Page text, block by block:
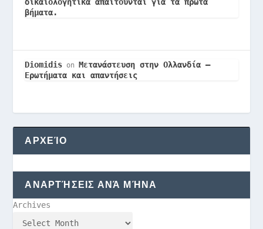
βήματα.
Diomidis on Μετανάστευση στην Ολλανδία –
Ερωτήματα και απαντήσεις
ΑΡΧΕΊΟ
ΑΝΑΡΤΉΣΕΙΣ ΑΝΆ ΜΉΝΑ
Archives